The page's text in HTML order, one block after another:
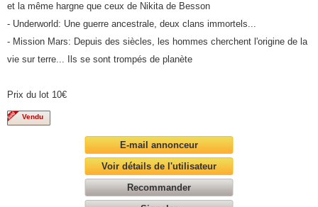
et la même hargne que ceux de Nikita de Besson
- Underworld: Une guerre ancestrale, deux clans immortels...
- Mission Mars: Depuis des siècles, les hommes cherchent l'origine de la
vie sur terre... Ils se sont trompés de planète
Prix du lot 10€
Vendu
E-mail annonceur
Voir détails de l'utilisateur
Recommander